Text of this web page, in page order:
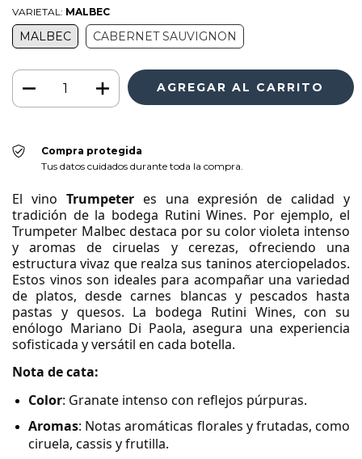
VARIETAL: MALBEC
MALBEC CABERNET SAUVIGNON
Compra protegida
Tus datos cuidados durante toda la compra.
El vino Trumpeteres una expresión de calidad y
tradición de la bodega Rutini Wines. Por ejemplo, el
Trumpeter Malbec destaca por su color violeta intenso
y aromas de ciruelas y cerezas, ofreciendo una
estructura vivaz que realza sus taninos aterciopelados.
Estos vinos son ideales para acompañar una variedad
de platos, desde carnes blancas y pescados hasta
pastas y quesos. La bodega Rutini Wines, con su
enólogo Mariano Di Paola, asegura una experiencia
sofisticada y versátil en cada botella.
Nota de cata:
Color: Granate intenso con reflejos púrpuras.
Aromas: Notas aromáticas florales y frutadas, como
ciruela, cassis y frutilla.